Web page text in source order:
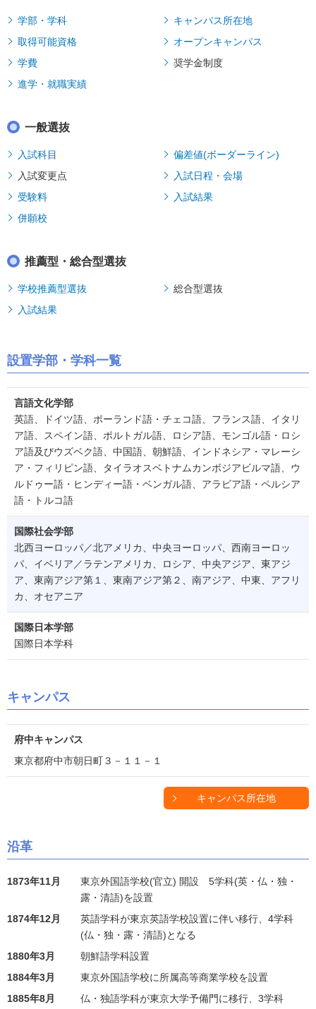
学部・学科
キャンパス所在地
取得可能資格
オープンキャンパス
学費
奨学金制度
進学・就職実績
一般選抜
入試科目
偏差値(ボーダーライン)
入試変更点
入試日程・会場
受験料
入試結果
併願校
推薦型・総合型選抜
学校推薦型選抜
総合型選抜
入試結果
設置学部・学科一覧
言語文化学部
英語、ドイツ語、ポーランド語・チェコ語、フランス語、イタリ
ア語、スペイン語、ポルトガル語、ロシア語、モンゴル語・ロシ
ア語及びウズベク語、中国語、朝鮮語、インドネシア・マレーシ
ア・フィリピン語、タイラオスベトナムカンボジアビルマ語、ウ
ルドゥー語・ヒンディー語・ベンガル語、アラビア語・ペルシア
語・トルコ語
国際社会学部
北西ヨーロッパ／北アメリカ、中央ヨーロッパ、西南ヨーロッ
パ、イベリア／ラテンアメリカ、ロシア、中央アジア、東アジ
ア、東南アジア第１、東南アジア第２、南アジア、中東、アフリ
カ、オセアニア
国際日本学部
国際日本学科
キャンパス
府中キャンパス
東京都府中市朝日町３－１１－１
キャンパス所在地
沿革
1873年11月
東京外国語学校(官立) 開設 5学科(英・仏・独・
露・清語)を設置
1874年12月
英語学科が東京英語学校設置に伴い移行、4学科
(仏・独・露・清語)となる
1880年3月
朝鮮語学科設置
1884年3月
東京外国語学校に所属高等商業学校を設置
1885年8月
仏・独語学科が東京大学予備門に移行、3学科